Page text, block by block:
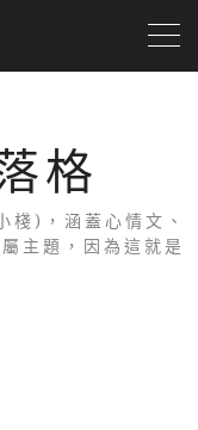
格
)，涵蓋心情文、
主題，因為這就是